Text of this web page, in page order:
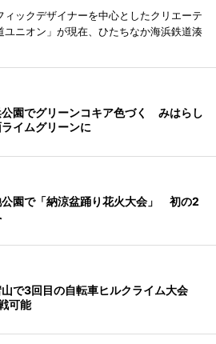
ックデザイナーを中心としたクリエーテ
ユニオン」が現在、ひたちなか海浜鉄道湊
園でグリーンコキア色づく みはらし
イムグリーンに
公園で「納涼盆踊り花火大会」 初の2
で3回目の自転車ヒルクライム大会
可能